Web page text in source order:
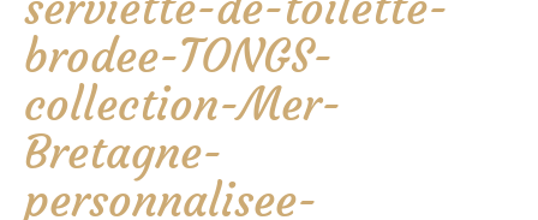
brodee-TONGS-
collection-Mer-
Bretagne-
personnalisee-